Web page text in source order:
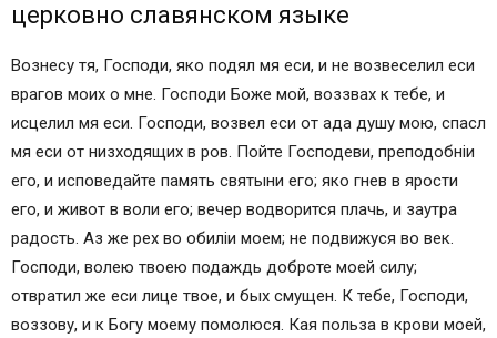
церковно славянском языке
Вознесу тя, Господи, яко подял мя eси, и не возвеселил eси
врагов моих о мне. Господи Боже мой, воззвах к тебе, и
исцелил мя eси. Господи, возвел eси от ада душу мою, спасл
мя eси от низходящих в ров. Пойте Господеви, преподобнiи
eго, и исповедайте память святыни eго; яко гнев в ярости
eго, и живот в воли eго; вечер водворится плачь, и заутра
радость. Аз же рех во oбилiи моем; не подвижуся во век.
Господи, волею твоею подаждь доброте моей силу;
отвратил же eси лице твое, и бых смущен. К тебе, Господи,
воззову, и к Богу моему помолюся. Кая польза в крови моей,